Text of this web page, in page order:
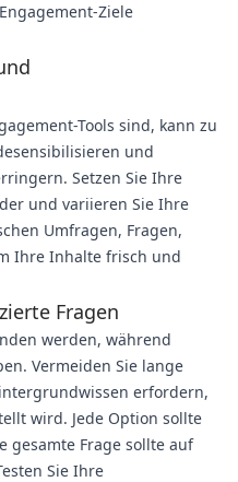
Ziele
Tools sind, kann zu
und
Setzen Sie Ihre
und variieren Sie Ihre
Umfragen, Fragen,
Ihre Inhalte frisch und
Fragen
werden, während
Vermeiden Sie lange
erfordern,
wird. Jede Option sollte
gesamte Frage sollte auf
Sie Ihre